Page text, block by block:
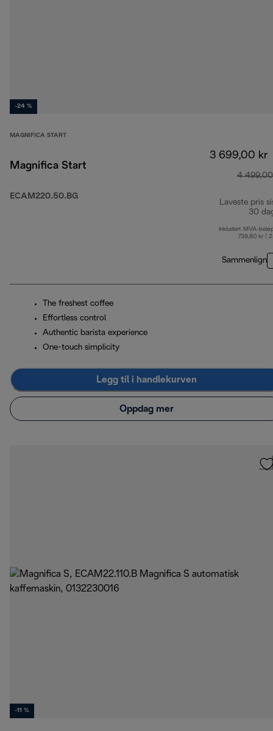
-24 %
MAGNIFICA START
Magnifica Start
ECAM220.50.BG
3 699,00 kr
4
Laveste pris
30
Inkludert MVA-
739,80 kr (
Sammenlign
The freshest coffee
Effortless control
Authentic barista experience
One-touch simplicity
Legg til i handlekurven
Oppdag mer
-11 %